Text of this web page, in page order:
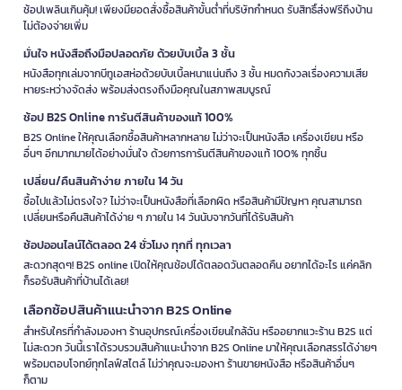
2. ตรวจสอบความเข้ากันได้
ไม่ เช่น สมาร์ทวอทช์บางรุ่นใช้ได้เฉพาะ iOS หรือ Android เท่านั้น
3. พิจารณาแบตเตอรี่และความทนทาน
สำหรับอุปกรณ์พกพา เลือกรุ่นที่แบตเตอรี่อยู่ได้นานอย่างน้อย 8-10 ชั่วโมง
และมีวัสดุที่แข็งแรงทนทาน กันน้ำกันฝุ่น
4. อ่านรีวิวจากผู้ใช้งานจริง
ดูความคิดเห็นจากคนที่ซื้อไปแล้วจะช่วยให้รู้ข้อดี-ข้อเสียจริง ว่าใช้งานได้ตรง
ตามที่โฆษณาไว้หรือไม่
5. เปรียบเทียบราคาและโปรโมชั่น
เช็คราคาจากหลายร้านค้า มองหาโปรโมชั่นพิเศษ คูปองส่วนลด หรือของ
แถมที่คุ้มค่า
5 อุปกรณ์ไอทีและแก็ดเจ็ตยอดนิยม
เจาะลึกแก็ดเจ็ตตัวเด็ดที่มีฟังก์ชันตอบโจทย์ทุกการใช้งานและกำลังได้รับ
ความสนใจสูงสุดในขณะนี้ รับรองว่าคุ้มค่าแก่การลงทุนด้วยฟีเจอร์ที่โดดเด่น
และดีไซน์ที่ลงตัวสำหรับผู้ใช้งานยุคดิจิทัล
ช้อปเพลินเกินคุ้ม! เพียงมียอดสั่งซื้อสินค้าขั้นต่ำที่บริษัทกำหนด รับสิทธิ์ส่งฟรีถึงบ้าน
ไม่ต้องจ่ายเพิ่ม
มั่นใจ หนังสือถึงมือปลอดภัย ด้วยบับเบิ้ล 3 ชั้น
หนังสือทุกเล่มจากบีทูเอสห่อด้วยบับเบิ้ลหนาแน่นถึง 3 ชั้น หมดกังวลเรื่องความเสีย
หายระหว่างจัดส่ง พร้อมส่งตรงถึงมือคุณในสภาพสมบูรณ์
ช้อป B2S Online การันตีสินค้าของแท้ 100%
B2S Online ให้คุณเลือกซื้อสินค้าหลากหลาย ไม่ว่าจะเป็นหนังสือ เครื่องเขียน หรือ
อื่นๆ อีกมากมายได้อย่างมั่นใจ ด้วยการการันตีสินค้าของแท้ 100% ทุกชิ้น
เปลี่ยน/คืนสินค้าง่าย ภายใน 14 วัน
ซื้อไปแล้วไม่ตรงใจ? ไม่ว่าจะเป็นหนังสือที่เลือกผิด หรือสินค้ามีปัญหา คุณสามารถ
เปลี่ยนหรือคืนสินค้าได้ง่าย ๆ ภายใน 14 วันนับจากวันที่ได้รับสินค้า
ช้อปออนไลน์ได้ตลอด 24 ชั่วโมง ทุกที่ ทุกเวลา
สะดวกสุดๆ! B2S online เปิดให้คุณช้อปได้ตลอดวันตลอดคืน อยากได้อะไร แค่คลิก
ก็รอรับสินค้าที่บ้านได้เลย!
เลือกช้อปสินค้าแนะนำจาก B2S Online
สำหรับใครที่กำลังมองหา ร้านอุปกรณ์เครื่องเขียนใกล้ฉัน หรืออยากแวะร้าน B2S แต่
ไม่สะดวก วันนี้เราได้รวบรวมสินค้าแนะนำจาก B2S Online มาให้คุณเลือกสรรได้ง่ายๆ
พร้อมตอบโจทย์ทุกไลฟ์สไตล์ ไม่ว่าคุณจะมองหา ร้านขายหนังสือ หรือสินค้าอื่นๆ
ก็ตาม